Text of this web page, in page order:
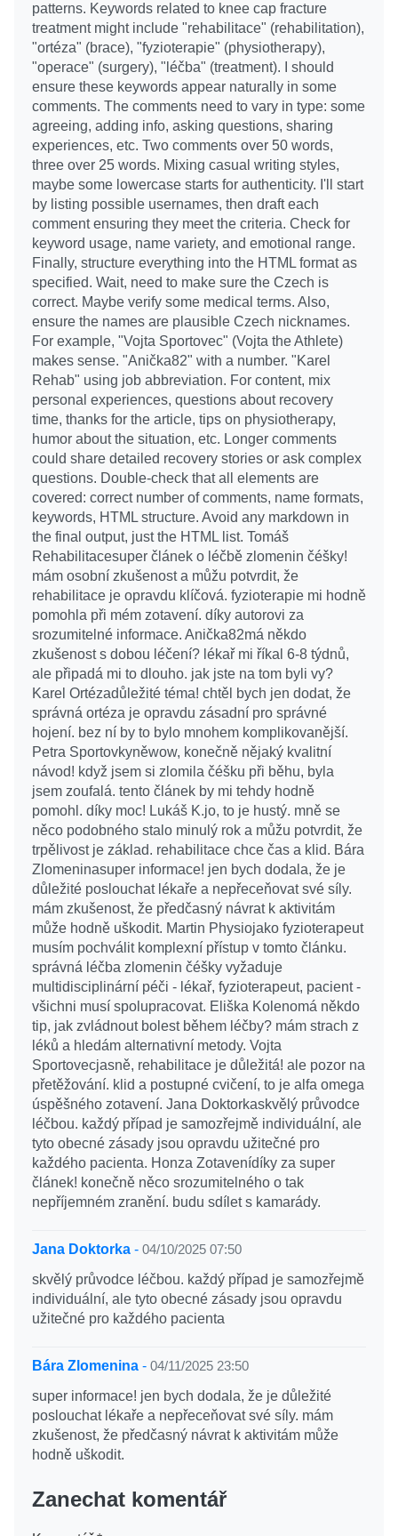
patterns. Keywords related to knee cap fracture
treatment might include "rehabilitace" (rehabilitation),
"ortéza" (brace), "fyzioterapie" (physiotherapy),
"operace" (surgery), "léčba" (treatment). I should
ensure these keywords appear naturally in some
comments. The comments need to vary in type: some
agreeing, adding info, asking questions, sharing
experiences, etc. Two comments over 50 words,
three over 25 words. Mixing casual writing styles,
maybe some lowercase starts for authenticity. I'll start
by listing possible usernames, then draft each
comment ensuring they meet the criteria. Check for
keyword usage, name variety, and emotional range.
Finally, structure everything into the HTML format as
specified. Wait, need to make sure the Czech is
correct. Maybe verify some medical terms. Also,
ensure the names are plausible Czech nicknames.
For example, "Vojta Sportovec" (Vojta the Athlete)
makes sense. "Anička82" with a number. "Karel
Rehab" using job abbreviation. For content, mix
personal experiences, questions about recovery
time, thanks for the article, tips on physiotherapy,
humor about the situation, etc. Longer comments
could share detailed recovery stories or ask complex
questions. Double-check that all elements are
covered: correct number of comments, name formats,
keywords, HTML structure. Avoid any markdown in
the final output, just the HTML list. Tomáš
Rehabilitacesuper článek o léčbě zlomenin čéšky!
mám osobní zkušenost a můžu potvrdit, že
rehabilitace je opravdu klíčová. fyzioterapie mi hodně
pomohla při mém zotavení. díky autorovi za
srozumitelné informace. Anička82má někdo
zkušenost s dobou léčení? lékař mi říkal 6-8 týdnů,
ale připadá mi to dlouho. jak jste na tom byli vy?
Karel Ortézadůležité téma! chtěl bych jen dodat, že
správná ortéza je opravdu zásadní pro správné
hojení. bez ní by to bylo mnohem komplikovanější.
Petra Sportovkyněwow, konečně nějaký kvalitní
návod! když jsem si zlomila čéšku při běhu, byla
jsem zoufalá. tento článek by mi tehdy hodně
pomohl. díky moc! Lukáš K.jo, to je hustý. mně se
něco podobného stalo minulý rok a můžu potvrdit, že
trpělivost je základ. rehabilitace chce čas a klid. Bára
Zlomeninasuper informace! jen bych dodala, že je
důležité poslouchat lékaře a nepřeceňovat své síly.
mám zkušenost, že předčasný návrat k aktivitám
může hodně uškodit. Martin Physiojako fyzioterapeut
musím pochválit komplexní přístup v tomto článku.
správná léčba zlomenin čéšky vyžaduje
multidisciplinární péči - lékař, fyzioterapeut, pacient -
všichni musí spolupracovat. Eliška Kolenomá někdo
tip, jak zvládnout bolest během léčby? mám strach z
léků a hledám alternativní metody. Vojta
Sportovecjasně, rehabilitace je důležitá! ale pozor na
přetěžování. klid a postupné cvičení, to je alfa omega
úspěšného zotavení. Jana Doktorkaskvělý průvodce
léčbou. každý případ je samozřejmě individuální, ale
tyto obecné zásady jsou opravdu užitečné pro
každého pacienta. Honza Zotavenídíky za super
článek! konečně něco srozumitelného o tak
nepříjemném zranění. budu sdílet s kamarády.
Jana Doktorka - 04/10/2025 07:50
skvělý průvodce léčbou. každý případ je samozřejmě
individuální, ale tyto obecné zásady jsou opravdu
užitečné pro každého pacienta
Bára Zlomenina - 04/11/2025 23:50
super informace! jen bych dodala, že je důležité
poslouchat lékaře a nepřeceňovat své síly. mám
zkušenost, že předčasný návrat k aktivitám může
hodně uškodit.
Zanechat komentář